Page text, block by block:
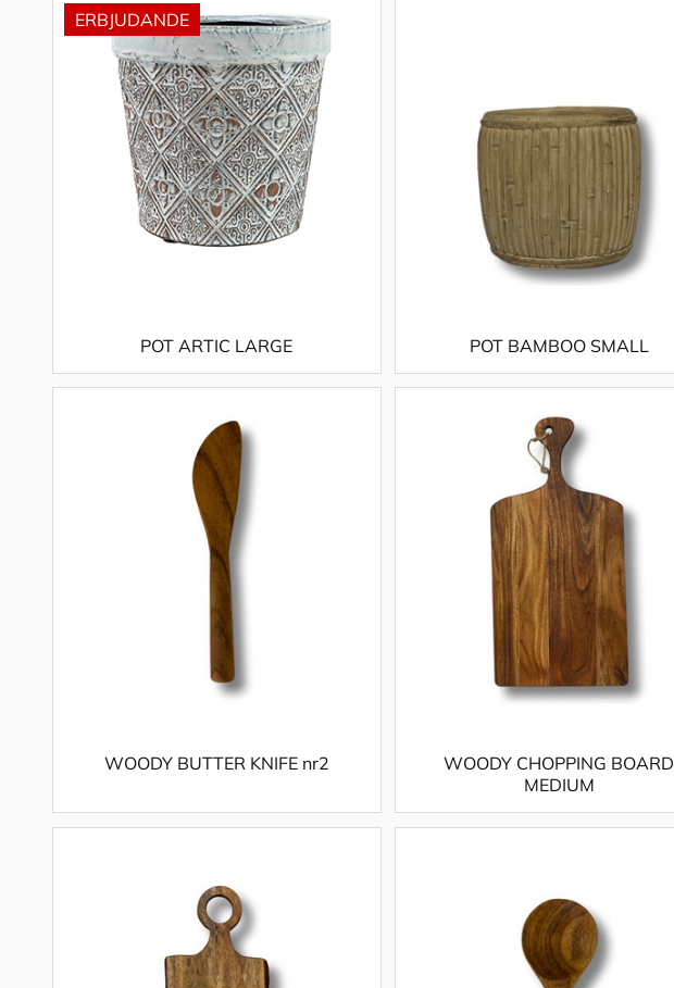
POT ARTIC LARGE POT BAMBOO SMALL
WOODY BUTTER KNIFE nr2
WOODY CHOPPING BOARD
MEDIUM